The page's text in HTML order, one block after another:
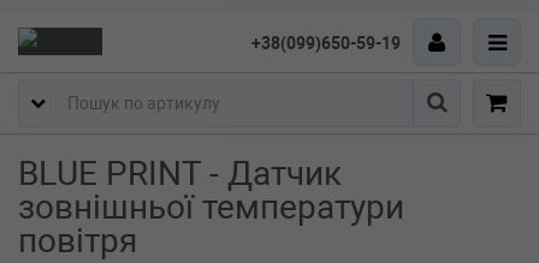
+38(099)650-59-19
Пошук
BLUE PRINT - Датчик
зовнішньої температури
повітря